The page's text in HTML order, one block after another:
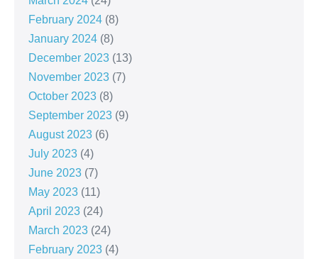
February 2024 (8)
January 2024 (8)
December 2023 (13)
November 2023 (7)
October 2023 (8)
September 2023 (9)
August 2023 (6)
July 2023 (4)
June 2023 (7)
May 2023 (11)
April 2023 (24)
March 2023 (24)
February 2023 (4)